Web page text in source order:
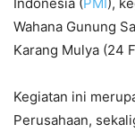
Wahana Gunung
Karang Mulya (24
Kegiatan ini
Perusahaan,